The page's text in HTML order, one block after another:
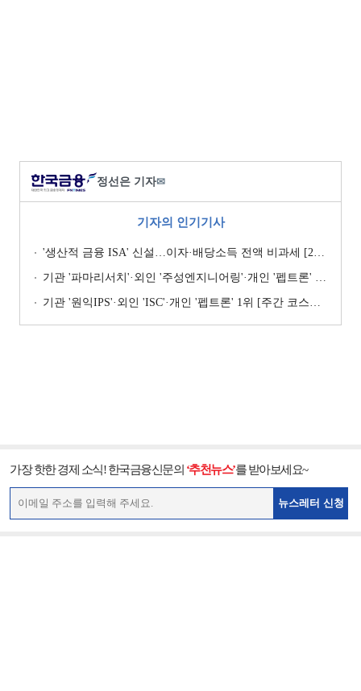
정선은 기자✉
기자의 인기기사
'생산적 금융 ISA' 신설…이자·배당소득 전액 비과세 [2026 세제개편안]
기관 '파마리서치'·외인 '주성엔지니어링'·개인 '펩트론' 1위 [주간 코스닥 순매수- 2026년 7월27일~7월31일]
기관 '원익IPS'·외인 'ISC'·개인 '펩트론' 1위 [주간 코스닥 순매수- 2026년 7월6일~7월10일]
가장 핫한 경제 소식! 한국금융신문의 ‘추천뉴스’를 받아보세요~
뉴스레터 신청